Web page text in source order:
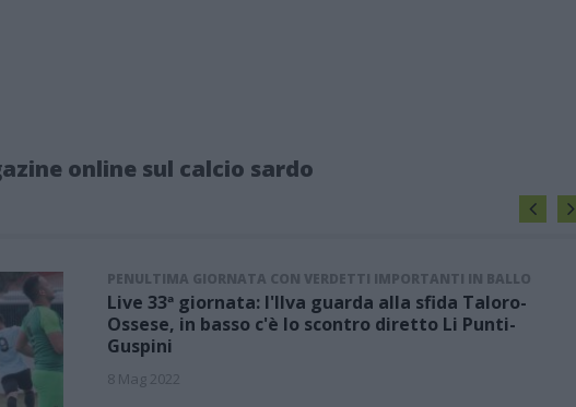
online sul calcio sardo
PENULTIMA GIORNATA CON VERDETTI IMPORTANTI IN BALLO
Live 33ª giornata: l'Ilva guarda alla sfida Taloro-
Ossese, in basso c'è lo scontro diretto Li Punti-
Guspini
8 Mag 2022